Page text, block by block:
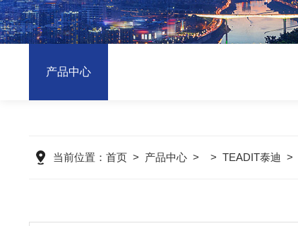
产品中心
当前位置： 首页> 产品中心> > TEADIT泰迪 >